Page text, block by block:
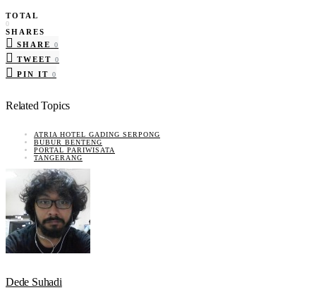
TOTAL
0
SHARES
SHARE
0
TWEET 0
PIN IT 0
Related Topics
ATRIA HOTEL GADING SERPONG
BUBUR BENTENG
PORTAL PARIWISATA
TANGERANG
Dede Suhadi